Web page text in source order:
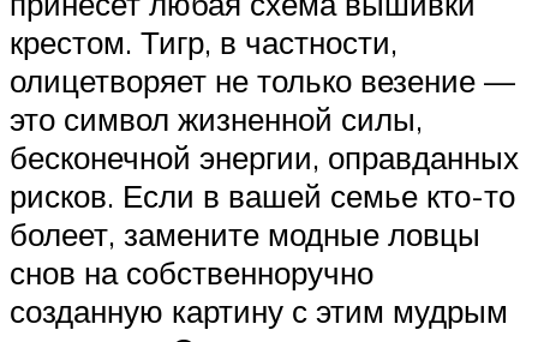
крестом. Тигр, в частности,
олицетворяет не только везение —
это символ жизненной силы,
бесконечной энергии, оправданных
рисков. Если в вашей семье кто-то
болеет, замените модные ловцы
снов на собственноручно
созданную картину с этим мудрым